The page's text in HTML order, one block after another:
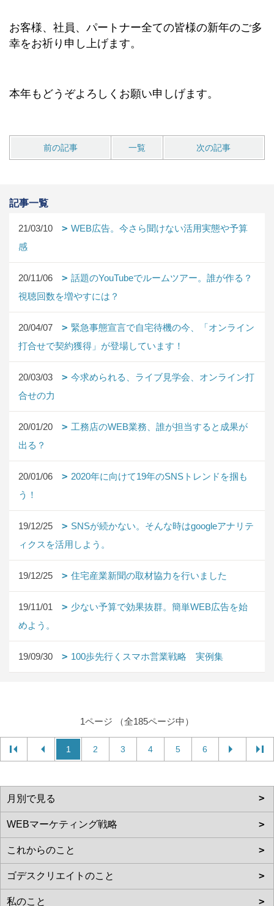
お客様、社員、パートナー全ての皆様の新年のご多
幸をお祈り申し上げます。
本年もどうぞよろしくお願い申しげます。
前の記事 一覧 次の記事
記事一覧
21/03/10
WEB広告。今さら聞けない活用実態や予算
感
20/11/06
話題のYouTubeでルームツアー。誰が作る？
視聴回数を増やすには？
20/04/07
緊急事態宣言で自宅待機の今、「オンライン
打合せで契約獲得」が登場しています！
20/03/03
今求められる、ライブ見学会、オンライン打
合せの力
20/01/20
工務店のWEB業務、誰が担当すると成果が
出る？
20/01/06
2020年に向けて19年のSNSトレンドを掴も
う！
19/12/25
SNSが続かない。そんな時はgoogleアナリテ
ィクスを活用しよう。
19/12/25 住宅産業新聞の取材協力を行いました
19/11/01
少ない予算で効果抜群。簡単WEB広告を始
めよう。
19/09/30 100歩先行くスマホ営業戦略 実例集
1ページ （全185ページ中）
1 2 3 4 5 6